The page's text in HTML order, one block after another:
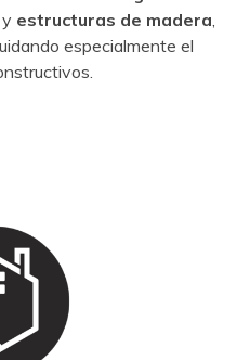
y estructuras de madera
especialmente el